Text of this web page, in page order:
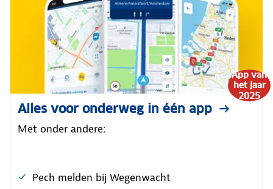
App van
het jaar
2025
Alles voor onderweg in één app
Met onder andere:
Pech melden bij Wegenwacht